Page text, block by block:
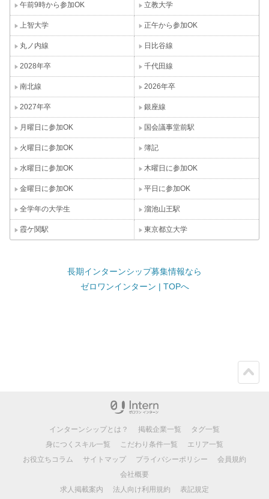
午前9時から参加OK 立教大学
上智大学 正午から参加OK
丸ノ内線 日比谷線
2028年卒 千代田線
南北線 2026年卒
2027年卒 銀座線
月曜日に参加OK 国会議事堂前駅
火曜日に参加OK 簿記
水曜日に参加OK 木曜日に参加OK
金曜日に参加OK 平日に参加OK
全学年の大学生 溜池山王駅
霞ケ関駅 東京都立大学
長期インターンシップ募集情報なら
ゼロワンインターン | TOPへ
インターンシップとは？ 掲載企業一覧
タグ一覧
身につくスキル一覧
こだわり条件一覧
エリア一覧
お役立ちコラム
サイトマップ プライバシーポリシー
会員規約
会社概要
求人掲載案内
法人向け利用規約 表記規定